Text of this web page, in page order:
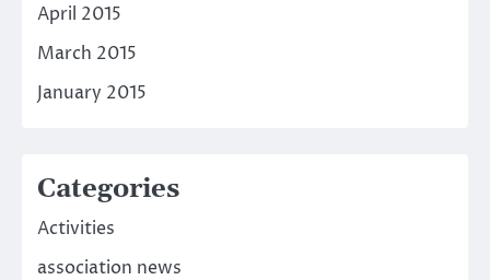
April 2015
March 2015
January 2015
Categories
Activities
association news